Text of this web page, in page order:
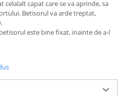
capat care se va aprinde, sa
Betisorul va arde treptat,
este bine fixat, inainte de a-l